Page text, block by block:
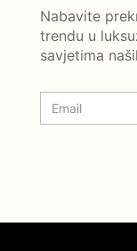
Nabavite
trendu u
savjetima